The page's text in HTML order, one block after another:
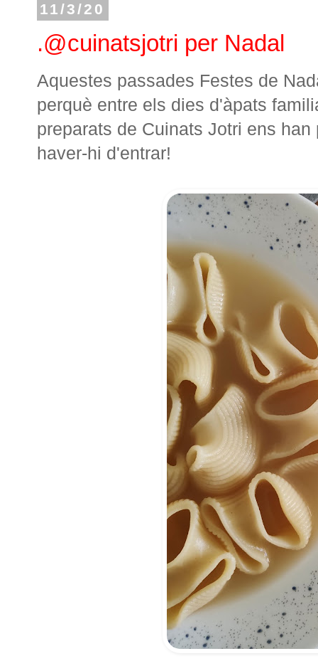
11/3/20
.@cuinatsjotri per Nadal
Aquestes passades Festes de
perquè entre els dies d'àpats
preparats de Cuinats Jotri ens
haver-hi d'entrar!